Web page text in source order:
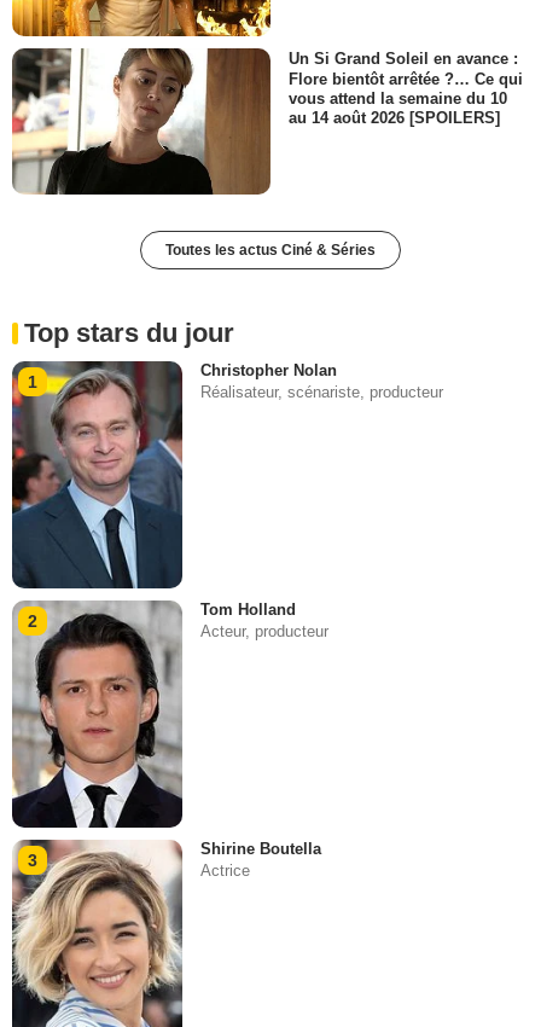
Un Si Grand Soleil en avance :
Flore bientôt arrêtée ?… Ce qui
vous attend la semaine du 10
au 14 août 2026 [SPOILERS]
Toutes les actus Ciné & Séries
Top stars du jour
1
Christopher Nolan
Réalisateur, scénariste, producteur
2
Tom Holland
Acteur, producteur
3
Shirine Boutella
Actrice